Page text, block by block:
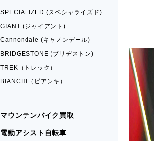
SPECIALIZED (スペシャライズド)
GIANT (ジャイアント)
Cannondale (キャノンデール)
BRIDGESTONE (ブリヂストン)
TREK（トレック）
BIANCHI（ビアンキ）
マウンテンバイク買取
電動アシスト自転車